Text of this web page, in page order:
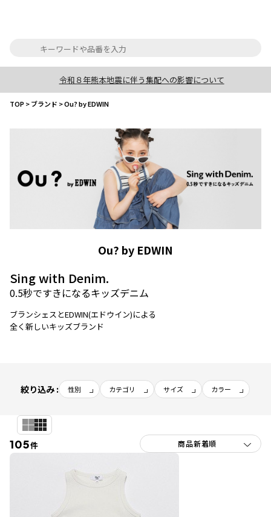
令和８年熊本地震に伴う集配への影響について
TOP>ブランド >Ou? by EDWIN
Ou? by EDWIN
Sing with Denim.
0.5秒ですきになるキッズデニム
ブランシェスとEDWIN(エドウイン)による
全く新しいキッズブランド
絞り込み : 性別 カテゴリ サイズ カラー
105件